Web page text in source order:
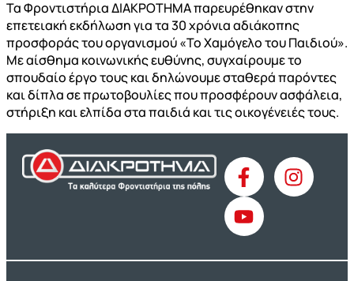
Τα Φροντιστήρια ΔΙΑΚΡΟΤΗΜΑ παρευρέθηκαν στην
επετειακή εκδήλωση για τα 30 χρόνια αδιάκοπης
προσφοράς του οργανισμού «Το Χαμόγελο του Παιδιού».
Με αίσθημα κοινωνικής ευθύνης, συγχαίρουμε το
σπουδαίο έργο τους και δηλώνουμε σταθερά παρόντες
και δίπλα σε πρωτοβουλίες που προσφέρουν ασφάλεια,
στήριξη και ελπίδα στα παιδιά και τις οικογένειές τους.